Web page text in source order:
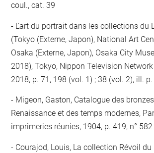
coul., cat. 39
L'art du portrait dans les collections du
(Tokyo (Externe, Japon), National Art
Osaka (Externe, Japon), Osaka City
2018), Tokyo, Nippon Television
2018, p. 71, 198 (vol. 1) ; 38 (vol. 2), ill. p.
Migeon, Gaston, Catalogue des
Renaissance et des temps modernes,
imprimeries réunies, 1904, p. 419, n° 582
Courajod, Louis, La collection Révoil du